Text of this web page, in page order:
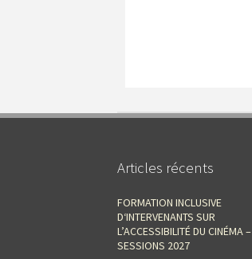
Articles récents
FORMATION INCLUSIVE
D‘INTERVENANTS SUR
L’ACCESSIBILITÉ DU CINÉMA –
SESSIONS 2027